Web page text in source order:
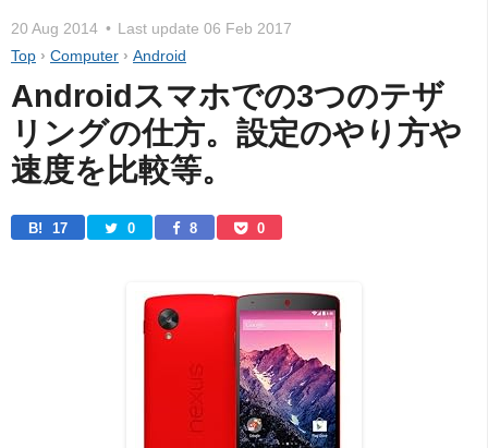
20 Aug 2014 Last update 06 Feb 2017
Top › Computer › Android
Androidスマホでの3つのテザ
リングの仕方。設定のやり方や
速度を比較等。
B! 17 0 8 0